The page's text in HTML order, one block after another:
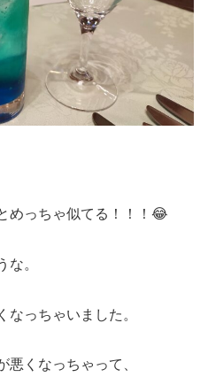
めっちゃ似てる！！！😂
な。
なっちゃいました。
悪くなっちゃって、